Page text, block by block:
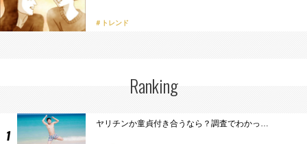
＃トレンド
Ranking
ヤリチンか童貞付き合うなら？調査でわかっ…